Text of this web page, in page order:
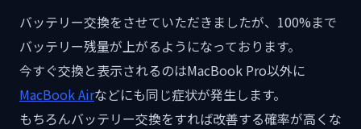
バッテリー交換をさせていただきましたが、100%まで
バッテリー残量が上がるようになっております。
今すぐ交換と表示されるのはMacBook Pro以外に
MacBook Airなどにも同じ症状が発生します。
もちろんバッテリー交換をすれば改善する確率が高くな